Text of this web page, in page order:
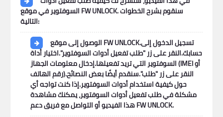
السوفتوير في موقع FW UNLOCK. سنقوم بشرح الخطوات
التالية:
الوصول إلى موقع FW UNLOCK.تسجيل الدخول إلى
حسابك.النقر على زر "طلب تفعيل أدوات السوفتوير".اختيار أداة
السوفتوير التي تريد تفعيلها.إدخال معلومات الجهاز (IMEI أو
رقم الهاتف).النقر على زر "طلب".سنقدم أيضًا بعض النصائح
حول كيفية استخدام أدوات السوفتوير.إذا كنت تواجه أي
مشكلة في طلب تفعيل أدوات السوفتوير، يمكنك مشاهدة
هذا الفيديو أو التواصل مع فريق دعم FW UNLOCK.